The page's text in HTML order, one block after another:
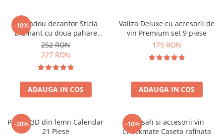
-10%
Set cadou decantor Sticla
Diamant cu doua pahare
Deluxe
252 RON
227 RON
ADAUGA IN COS
Valiza Deluxe cu accesorii de
vin Premium set 9 piese
175 RON
ADAUGA IN COS
-20%
Puzzle 3D din lemn Calendar
21 Piese
-10%
Set sah si accesorii vin
Checkmate Caseta rafinata